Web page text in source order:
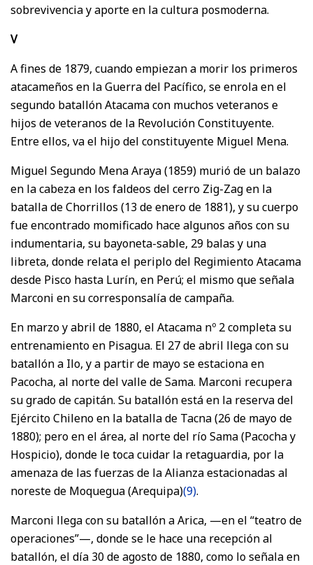
sobrevivencia y aporte en la cultura posmoderna.
V
A fines de 1879, cuando empiezan a morir los primeros
atacameños en la Guerra del Pacífico, se enrola en el
segundo batallón Atacama con muchos veteranos e
hijos de veteranos de la Revolución Constituyente.
Entre ellos, va el hijo del constituyente Miguel Mena.
Miguel Segundo Mena Araya (1859) murió de un balazo
en la cabeza en los faldeos del cerro Zig-Zag en la
batalla de Chorrillos (13 de enero de 1881), y su cuerpo
fue encontrado momificado hace algunos años con su
indumentaria, su bayoneta-sable, 29 balas y una
libreta, donde relata el periplo del Regimiento Atacama
desde Pisco hasta Lurín, en Perú; el mismo que señala
Marconi en su corresponsalía de campaña.
En marzo y abril de 1880, el Atacama nº 2 completa su
entrenamiento en Pisagua. El 27 de abril llega con su
batallón a Ilo, y a partir de mayo se estaciona en
Pacocha, al norte del valle de Sama. Marconi recupera
su grado de capitán. Su batallón está en la reserva del
Ejército Chileno en la batalla de Tacna (26 de mayo de
1880); pero en el área, al norte del río Sama (Pacocha y
Hospicio), donde le toca cuidar la retaguardia, por la
amenaza de las fuerzas de la Alianza estacionadas al
noreste de Moquegua (Arequipa)(9).
Marconi llega con su batallón a Arica, —en el “teatro de
operaciones”—, donde se le hace una recepción al
batallón, el día 30 de agosto de 1880, como lo señala en